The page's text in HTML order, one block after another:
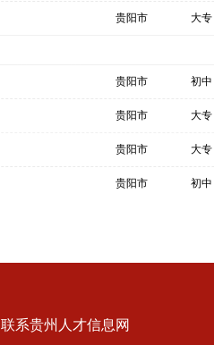
贵阳市 大专
贵阳市 初中
贵阳市 大专
贵阳市 大专
贵阳市 初中
联系贵州人才信息网